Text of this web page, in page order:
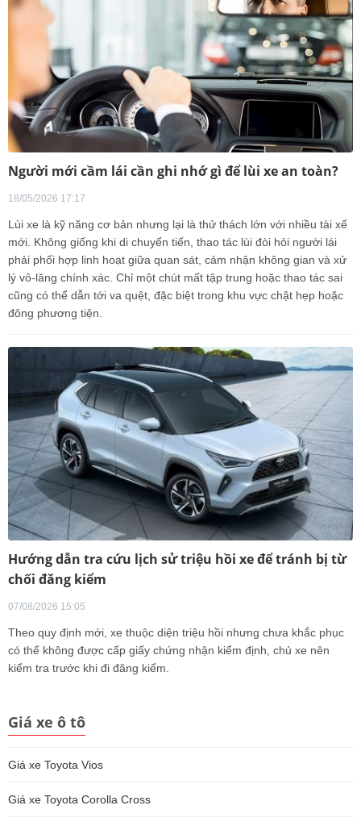
Người mới cầm lái cần ghi nhớ gì để lùi xe an toàn?
18/05/2026 17:17
Lùi xe là kỹ năng cơ bản nhưng lại là thử thách lớn với nhiều tài xế
mới. Không giống khi di chuyển tiến, thao tác lùi đòi hỏi người lái
phải phối hợp linh hoạt giữa quan sát, cảm nhận không gian và xử
lý vô-lăng chính xác. Chỉ một chút mất tập trung hoặc thao tác sai
cũng có thể dẫn tới va quệt, đặc biệt trong khu vực chật hẹp hoặc
đông phương tiện.
Hướng dẫn tra cứu lịch sử triệu hồi xe để tránh bị từ
chối đăng kiểm
07/08/2026 15:05
Theo quy định mới, xe thuộc diện triệu hồi nhưng chưa khắc phục
có thể không được cấp giấy chứng nhận kiểm định, chủ xe nên
kiểm tra trước khi đi đăng kiểm.
Giá xe ô tô
Giá xe Toyota Vios
Giá xe Toyota Corolla Cross